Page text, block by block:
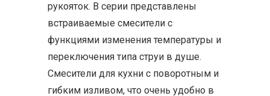
рукояток. В серии представлены
встраиваемые смесители с
функциями изменения температуры и
переключения типа струи в душе.
Смесители для кухни с поворотным и
гибким изливом, что очень удобно в